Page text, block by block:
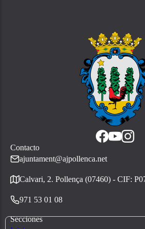
Contacto
ajuntament@ajpollenca.net
Calvari, 2. Pollença (07460) - CIF:
971 53 01 08
Secciones